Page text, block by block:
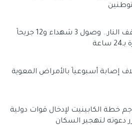
1203 منذ وقف النار.. وصول 3 شهداء و12 جريحاً
5 آلاف إصابة أسبوعياً بالأمراض المعوية
خطة الكابينيت لإدخال قوات دولية
دعوته لتهجير السكان